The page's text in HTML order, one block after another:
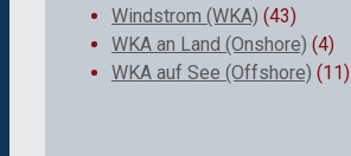
Windstrom (WKA) (43)
WKA an Land (Onshore) (4)
WKA auf See (Offshore) (11)